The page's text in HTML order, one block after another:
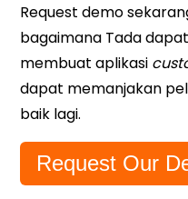
Request demo
bagaimana Tada
membuat aplikasi
dapat memanjakan
baik lagi.
Request Our